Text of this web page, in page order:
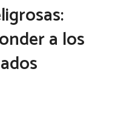
a los